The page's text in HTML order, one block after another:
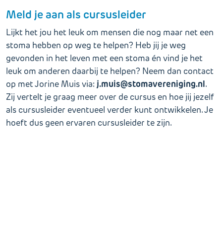
Meld je aan als cursusleider
Lijkt het jou het leuk om mensen die nog maar net een
stoma hebben op weg te helpen? Heb jij je weg
gevonden in het leven met een stoma én vind je het
leuk om anderen daarbij te helpen? Neem dan contact
op met Jorine Muis via: j.muis@stomavereniging.nl.
Zij vertelt je graag meer over de cursus en hoe jij jezelf
als cursusleider eventueel verder kunt ontwikkelen. Je
hoeft dus geen ervaren cursusleider te zijn.